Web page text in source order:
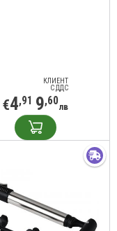
КЛИЕНТ
С ДДС
€4,91 9,60лв